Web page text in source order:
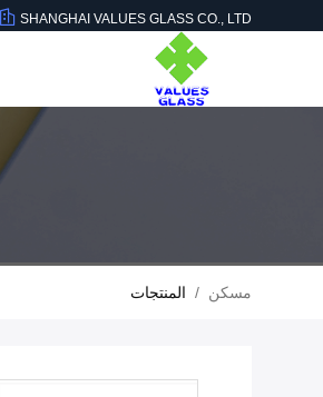
SHANGHAI VALUES GLASS CO., LTD
مسكن / المنتجات